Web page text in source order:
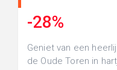
-28%
Geniet van een
de Oude Toren in